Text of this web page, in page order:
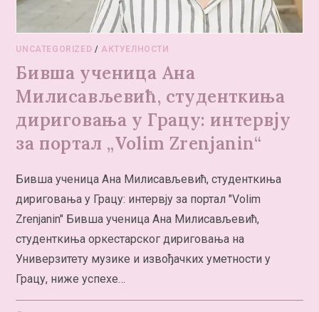
UNCATEGORIZED / АКТУЕЛНОСТИ
Бивша ученица Ана
Милисављевић, студенткиња
дириговања у Грацу: интервју
за портал „Volim Zrenjanin“
Бивша ученица Ана Милисављевић, студенткиња
дириговања у Грацу: интервју за портал "Volim
Zrenjanin" Бивша ученица Ана Милисављевић,
студенткиња оркестарског дириговања на
Универзитету музике и извођачких уметности у
Грацу, ниже успехе…